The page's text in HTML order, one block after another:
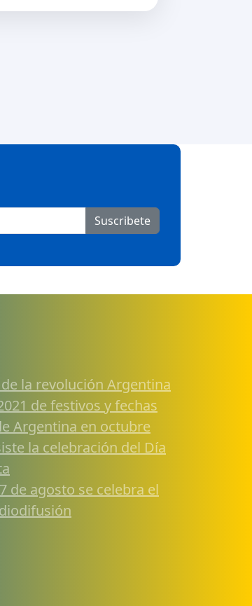
Suscribete
la revolución Argentina
de festivos y fechas
Argentina en octubre
la celebración del Día
de agosto se celebra el